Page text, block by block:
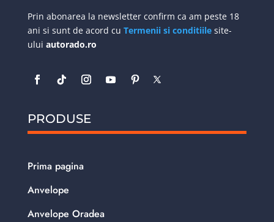
Prin abonarea la newsletter confirm ca am peste 18
ani si sunt de acord cu Termenii si conditiilesite-
ului autorado.ro
PRODUSE
Prima pagina
Anvelope
Anvelope Oradea